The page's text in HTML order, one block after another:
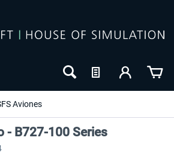
Aviones
- B727-100 Series